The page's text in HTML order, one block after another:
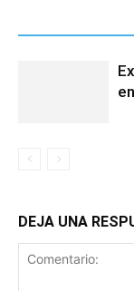
DEJA UNA